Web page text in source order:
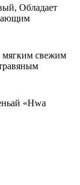
Обладает
мягким свежим
«Hwa